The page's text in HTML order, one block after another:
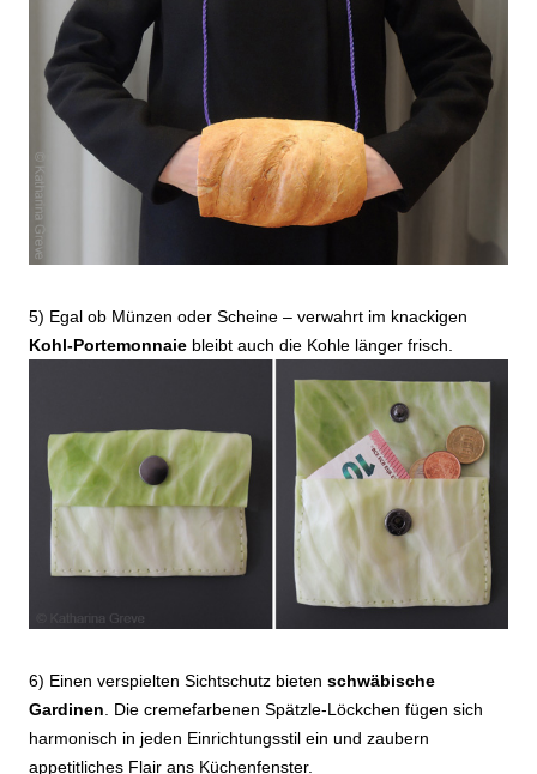
5) Egal ob Münzen oder Scheine – verwahrt im knackigen
Kohl-Portemonnaie bleibt auch die Kohle länger frisch.
6) Einen verspielten Sichtschutz bieten schwäbische
Gardinen . Die cremefarbenen Spätzle-Löckchen fügen sich
harmonisch in jeden Einrichtungsstil ein und zaubern
appetitliches Flair ans Küchenfenster.